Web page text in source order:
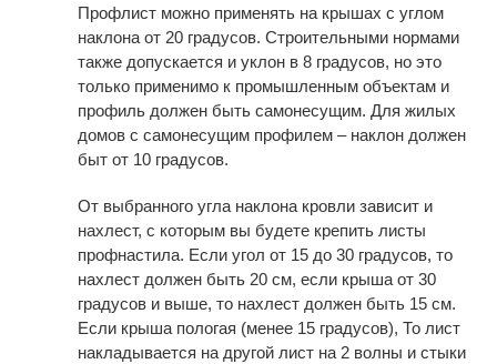
Профлист можно применять на крышах с углом
наклона от 20 градусов. Строительными нормами
также допускается и уклон в 8 градусов, но это
только применимо к промышленным объектам и
профиль должен быть самонесущим. Для жилых
домов с самонесущим профилем – наклон должен
быт от 10 градусов.
От выбранного угла наклона кровли зависит и
нахлест, с которым вы будете крепить листы
профнастила. Если угол от 15 до 30 градусов, то
нахлест должен быть 20 см, если крыша от 30
градусов и выше, то нахлест должен быть 15 см.
Если крыша пологая (менее 15 градусов), То лист
накладывается на другой лист на 2 волны и стыки